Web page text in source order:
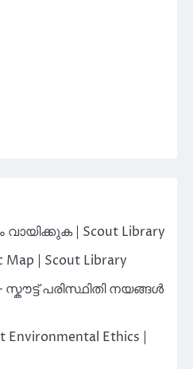
| Scout Library
Map | Scout Library
പരിസ്ഥിതി നയങ്ങൾ
Environmental Ethics |